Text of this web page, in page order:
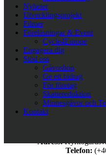
Nyheter
Utvecklingsprojekt
Filmer
Föreläsningar & Event
Cycle4Europe
Engagera dig
Stöd oss
Gåvoshop
Ge ett bidrag
För företag
Skattereduktion
Minnesgåvor och
Kontakt
Adress:
Telefon: